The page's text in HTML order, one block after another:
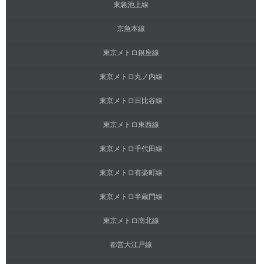
東急池上線
京急本線
東京メトロ銀座線
東京メトロ丸ノ内線
東京メトロ日比谷線
東京メトロ東西線
東京メトロ千代田線
東京メトロ有楽町線
東京メトロ半蔵門線
東京メトロ南北線
都営大江戸線